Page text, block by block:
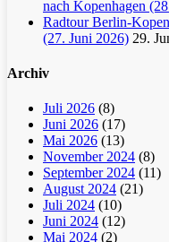
nach Kopenhagen
Radtour Berlin-
(27. Juni 2026) 29.
Archiv
Juli 2026 (8)
Juni 2026 (17)
Mai 2026 (13)
November 2024 (8)
September 2024 (11)
August 2024 (21)
Juli 2024 (10)
Juni 2024 (12)
Mai 2024 (2)